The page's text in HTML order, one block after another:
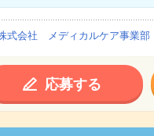
式会社 メディカルケア事業部
応募する